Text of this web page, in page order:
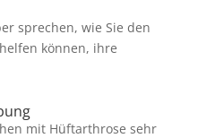
sprechen, wie Sie den
können, ihre
mit Hüftarthrose sehr